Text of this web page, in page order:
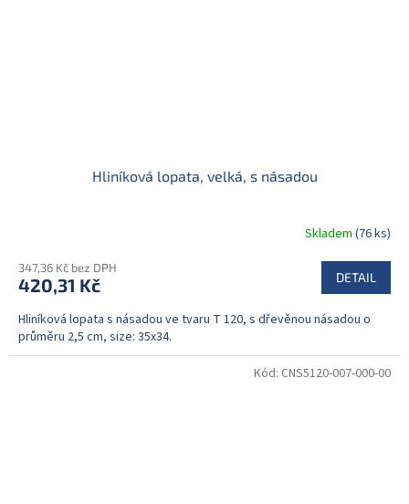
Hliníková lopata, velká, s násadou
Skladem (76 ks)
347,36 Kč bez DPH
420,31 Kč DETAIL
Hliníková lopata s násadou ve tvaru T 120, s dřevěnou násadou o
průměru 2,5 cm, size: 35x34.
Kód: CNS5120-007-000-00